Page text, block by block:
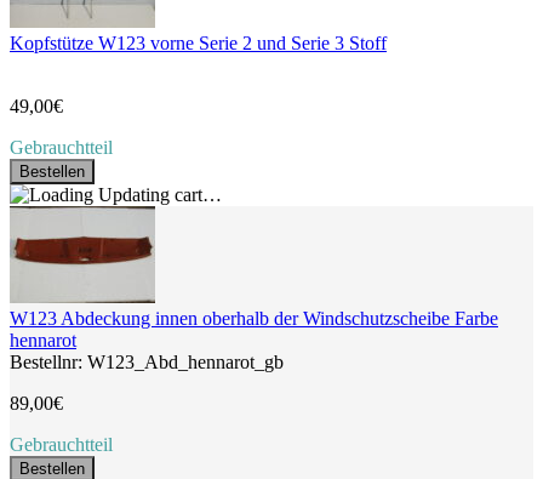
Kopfstütze W123 vorne Serie 2 und Serie 3 Stoff
49,00€
Gebrauchtteil
Bestellen
Updating cart…
W123 Abdeckung innen oberhalb der Windschutzscheibe Farbe
hennarot
Bestellnr: W123_Abd_hennarot_gb
89,00€
Gebrauchtteil
Bestellen